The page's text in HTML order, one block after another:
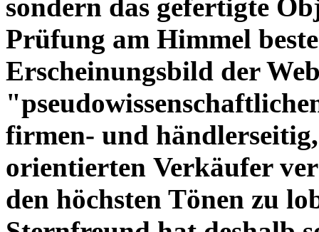
sondern das gefertigte
Prüfung am Himmel
Erscheinungsbild der
firmen- und
orientierten Verkäufer
den höchsten Tönen zu